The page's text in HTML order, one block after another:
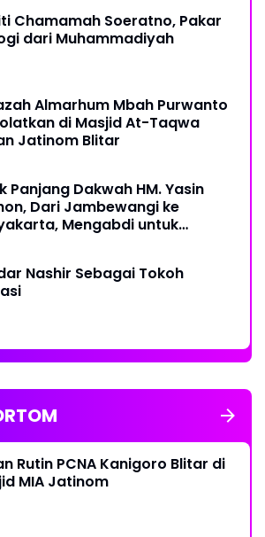
Chamamah Soeratno, Pakar
dari Muhammadiyah
Almarhum Mbah Purwanto
di Masjid At-Taqwa
Jatinom Blitar
Panjang Dakwah HM. Yasin
Dari Jambewangi ke
Mengabdi untuk
Nashir Sebagai Tokoh
Rutin PCNA Kanigoro Blitar di
MIA Jatinom